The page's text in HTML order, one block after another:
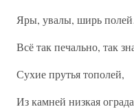
Яры, увалы, ширь
Всё так печально, так
Сухие прутья тополей,
Из камней низкая